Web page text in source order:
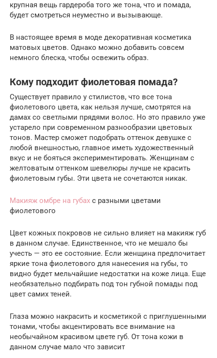
крупная вещь гардероба того же тона, что и помада,
будет смотреться неуместно и вызывающе.
В настоящее время в моде декоративная косметика
матовых цветов. Однако можно добавить совсем
немного блеска, чтобы освежить образ.
Кому подходит фиолетовая помада?
Существует правило у стилистов, что все тона
фиолетового цвета, как нельзя лучше, смотрятся на
дамах со светлыми прядями волос. Но это правило уже
устарело при современном разнообразии цветовых
тонов. Мастер сможет подобрать оттенок девушке с
любой внешностью, главное иметь художественный
вкус и не бояться экспериментировать. Женщинам с
желтоватым оттенком шевелюры лучше не красить
фиолетовым губы. Эти цвета не сочетаются никак.
Макияж омбре на губах с разными цветами
фиолетового
Цвет кожных покровов не сильно влияет на макияж губ
в данном случае. Единственное, что не мешало бы
учесть — это ее состояние. Если женщина предпочитает
яркие тона фиолетового для нанесения на губы, то
видно будет мельчайшие недостатки на коже лица. Еще
необязательно подбирать под тон губной помады под
цвет самих теней.
Глаза можно накрасить и косметикой с приглушенными
тонами, чтобы акцентировать все внимание на
необычайном красивом цвете губ. От тона кожи в
данном случае мало что зависит